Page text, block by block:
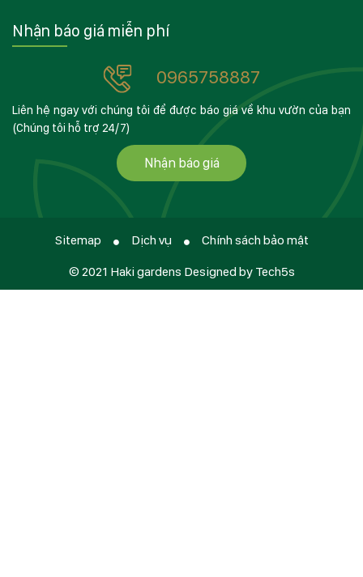
Nhận báo giá miễn phí
0965758887
Liên hệ ngay với chúng tôi để được báo giá về khu vườn của bạn
(Chúng tôi hỗ trợ 24/7)
Nhận báo giá
© 2021 Haki gardens Designed by Tech5s
Sitemap Dịch vụ Chính sách bảo mật